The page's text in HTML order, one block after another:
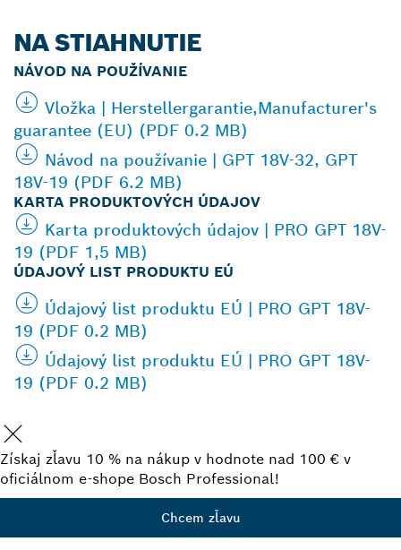
NA STIAHNUTIE
NÁVOD NA POUŽÍVANIE
Vložka | Herstellergarantie,Manufacturer's
guarantee (EU) (PDF 0.2 MB)
Návod na používanie | GPT 18V-32, GPT
18V-19 (PDF 6.2 MB)
KARTA PRODUKTOVÝCH ÚDAJOV
Karta produktových údajov | PRO GPT 18V-
19 (PDF 1,5 MB)
ÚDAJOVÝ LIST PRODUKTU EÚ
Údajový list produktu EÚ | PRO GPT 18V-
19 (PDF 0.2 MB)
Údajový list produktu EÚ | PRO GPT 18V-
19 (PDF 0.2 MB)
Získaj zľavu 10 % na nákup v hodnote nad 100 € v
oficiálnom e-shope Bosch Professional!
Chcem zľavu